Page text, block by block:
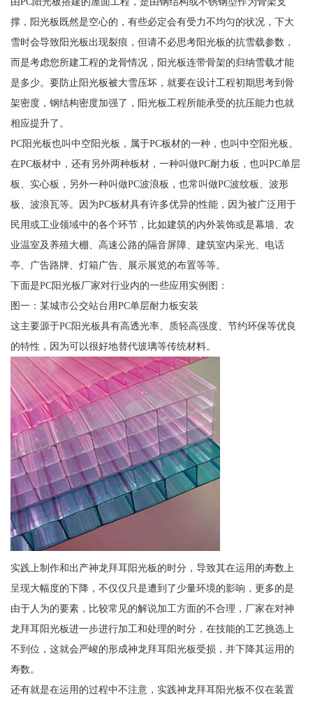
撑，阳光板既然是空心的，有些必定会有受力不均匀的状况，下大
雪时会导致阳光板出现裂痕，但请不必思考阳光板的抗雪载参数，
而是考虑您所建工程的龙骨情况，阳光板连带骨架的归纳雪载才能
是多少。要防止阳光板被大雪压坏，就要在设计工程初期思考到骨
架密度，钢结构密度加强了，阳光板工程所能承受的抗压能力也就
相应提升了。
PC阳光板也叫中空阳光板，属于PC板材的一种，也叫中空阳光板。
在PC板材中，还有另外两种板材，一种叫做PC耐力板，也叫PC单层
板、实心板，另外一种叫做PC波浪板，也常叫做PC波纹板、波形
板、波浪瓦等。因为PC板材具有许多优异的性能，因为被广泛用于
民用或工业领域中的各个环节，比如建筑的内外装饰或是幕墙、农
业温室及养殖大棚、高速公路的隔音屏障、建筑室内采光、电话
亭、广告路牌、灯箱广告、展示展览的布置等等。
下面是PC阳光板厂家对行业内的一些应用实例图：
图一：某城市公交站台用PC单层耐力板安装
这主要源于PC阳光板具有高透光率、质轻高强度、节约环保等优良
的特性，因为可以很好地替代玻璃等传统材料。
实践上制作和出产神龙拜耳阳光板的时分，导致其在运用的寿数上
呈现大幅度的下降，不仅仅只是遭到了少量环境的影响，更多的是
由于人为的要素，比较常见的解说加工方面的不合理，厂家在对神
龙拜耳阳光板进一步进行加工和处理的时分，在技能的工艺挑选上
不到位，这就会严峻的形成神龙拜耳阳光板受损，并下降其运用的
寿数。
还有就是在运用的过程中不注意，实践神龙拜耳阳光板不仅在装置